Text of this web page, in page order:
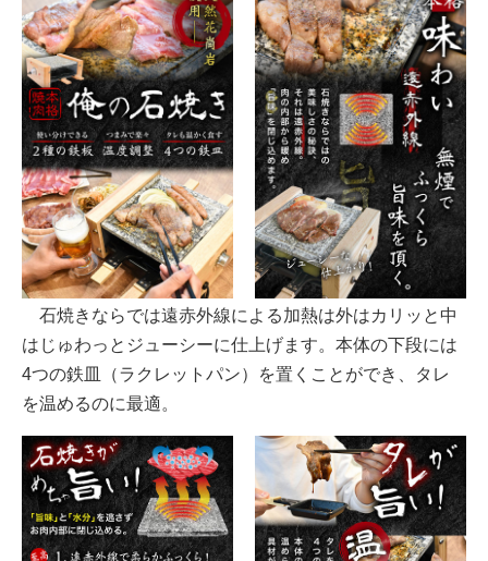
石焼きならでは遠赤外線による加熱は外はカリッと中
はじゅわっとジューシーに仕上げます。本体の下段には
4つの鉄皿（ラクレットパン）を置くことができ、タレ
を温めるのに最適。